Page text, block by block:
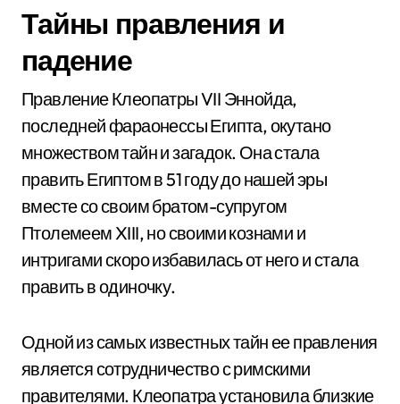
Тайны правления и
падение
Правление Клеопатры VII Эннойда,
последней фараонессы Египта, окутано
множеством тайн и загадок. Она стала
править Египтом в 51 году до нашей эры
вместе со своим братом-супругом
Птолемеем XIII, но своими кознами и
интригами скоро избавилась от него и стала
править в одиночку.
Одной из самых известных тайн ее правления
является сотрудничество с римскими
правителями. Клеопатра установила близкие